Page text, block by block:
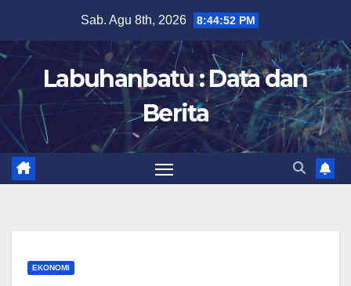
content
Sab. Agu 8th, 2026 8:44:54 PM
Labuhanbatu : Data dan
Berita
EKONOMI